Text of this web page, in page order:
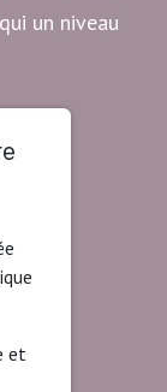
un niveau
et